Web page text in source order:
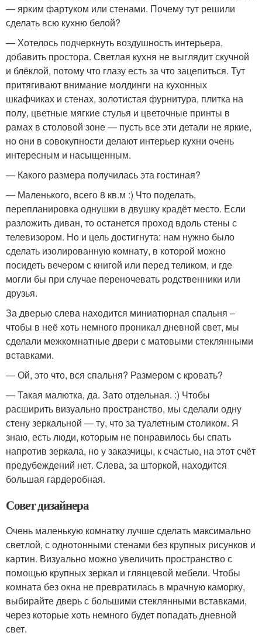
— ярким фартуком или стенами. Почему тут решили
сделать всю кухню белой?
— Хотелось подчеркнуть воздушность интерьера,
добавить простора. Светлая кухня не выглядит скучной
и блёклой, потому что глазу есть за что зацепиться. Тут
притягивают внимание молдинги на кухонных
шкафчиках и стенах, золотистая фурнитура, плитка на
полу, цветные мягкие стулья и цветочные принты в
рамах в столовой зоне — пусть все эти детали не яркие,
но они в совокупности делают интерьер кухни очень
интересным и насыщенным.
— Какого размера получилась эта гостиная?
— Маленького, всего 8 кв.м :) Что поделать,
перепланировка однушки в двушку крадёт место. Если
разложить диван, то останется проход вдоль стены с
телевизором. Но и цель достигнута: нам нужно было
сделать изолированную комнату, в которой можно
посидеть вечером с книгой или перед теликом, и где
могли бы при случае переночевать родственники или
друзья.
За дверью слева находится миниатюрная спальня –
чтобы в неё хоть немного проникал дневной свет, мы
сделали межкомнатные двери с матовыми стеклянными
вставками.
— Ой, это что, вся спальня? Размером с кровать?
— Такая малютка, да. Зато отдельная. :) Чтобы
расширить визуально пространство, мы сделали одну
стену зеркальной — ту, что за туалетным столиком. Я
знаю, есть люди, которым не понравилось бы спать
напротив зеркала, но у заказчицы, к счастью, на этот счёт
предубеждений нет. Слева, за шторкой, находится
большая гардеробная.
Совет дизайнера
Очень маленькую комнатку лучше сделать максимально
светлой, с однотонными стенами без крупных рисунков и
картин. Визуально можно увеличить пространство с
помощью крупных зеркал и глянцевой мебели. Чтобы
комната без окна не превратилась в мрачную каморку,
выбирайте дверь с большими стеклянными вставками,
через которые хоть немного будет попадать дневной
свет.